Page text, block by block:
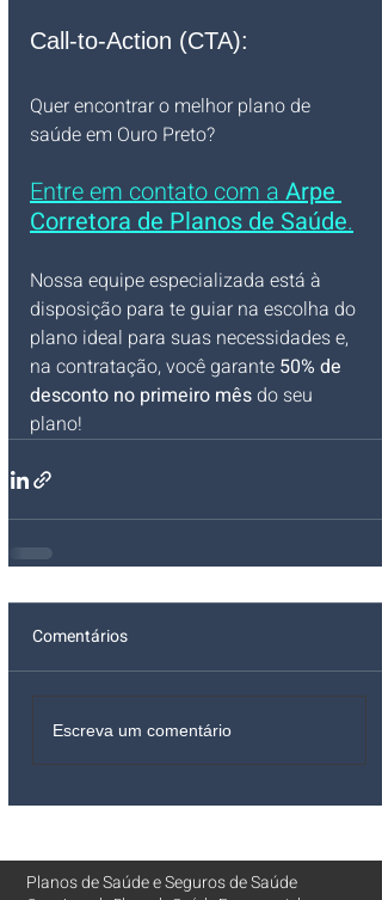
Call-to-Action (CTA):
Quer encontrar o melhor plano de
saúde em Ouro Preto?
Entre em contato com a Arpe
Corretora de Planos de Saúde.
Nossa equipe especializada está à
disposição para te guiar na escolha do
plano ideal para suas necessidades e,
na contratação, você garante 50% de
desconto no primeiro mês do seu
plano!
Comentários
Escreva um comentário
Planos de SaúdeeSeguros de Saúde